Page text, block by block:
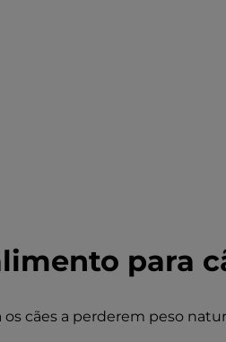
para
cães a perderem peso